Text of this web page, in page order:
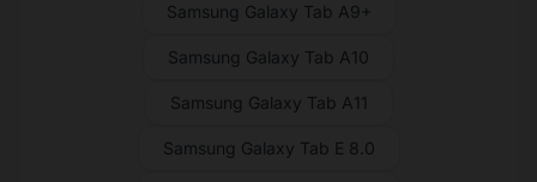
Samsung Galaxy Tab A9+
Samsung Galaxy Tab A10
Samsung Galaxy Tab A11
Samsung Galaxy Tab E 8.0